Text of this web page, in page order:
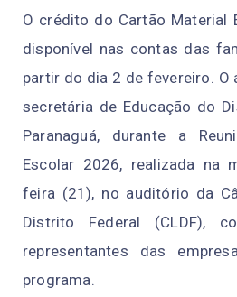
O crédito do Cartão Material
disponível nas contas das
partir do dia 2 de fevereiro.
secretária de Educação do
Paranaguá, durante a
Escolar 2026, realizada na
feira (21), no auditório da
Distrito Federal (CLDF),
representantes das
programa.